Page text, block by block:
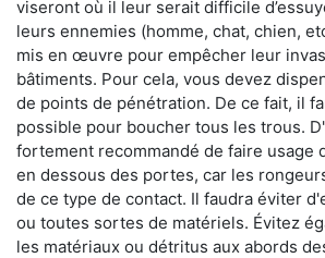
viseront où il leur serait difficile
leurs ennemies (homme, chat, chien,
mis en œuvre pour empêcher leur
bâtiments. Pour cela, vous devez
de points de pénétration. De ce fait, il
possible pour boucher tous les trous.
fortement recommandé de faire usage
en dessous des portes, car les
de ce type de contact. Il faudra éviter
ou toutes sortes de matériels. Évitez
les matériaux ou détritus aux abords